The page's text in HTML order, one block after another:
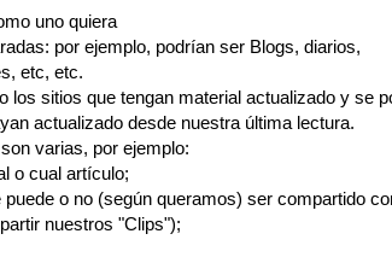
uno quiera
por ejemplo, podrían ser Blogs, diarios,
etc, etc.
los sitios que tengan material actualizado y se
actualizado desde nuestra última lectura.
varias, por ejemplo:
o cual artículo;
o no (según queramos) ser compartido
nuestros "Clips");